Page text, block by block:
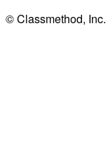
© Classmethod,